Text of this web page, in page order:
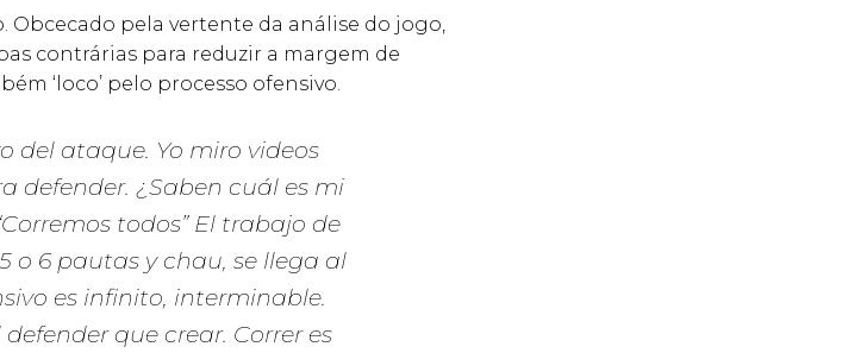
Obcecado pela vertente da análise do jogo,
contrárias para reduzir a margem de
‘loco’ pelo processo ofensivo.
del ataque. Yo miro videos
defender. ¿Saben cuál es mi
todos” El trabajo de
o 6 pautas y chau, se llega al
es infinito, interminable.
que crear. Correr es